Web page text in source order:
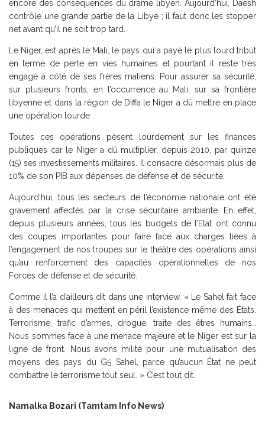
encore des conséquences du drame libyen. Aujourd’hui, Daesh
contrôle une grande partie de la Libye ; il faut donc les stopper
net avant qu’il ne soit trop tard.
Le Niger, est après le Mali, le pays qui a payé le plus lourd tribut
en terme de perte en vies humaines et pourtant il reste très
engagé à côté de ses frères maliens. Pour assurer sa sécurité,
sur plusieurs fronts, en l’occurrence au Mali, sur sa frontière
libyenne et dans la région de Diffa le Niger a dû mettre en place
une opération lourde .
Toutes ces opérations pèsent lourdement sur les finances
publiques car le Niger a dû multiplier, depuis 2010, par quinze
(15) ses investissements militaires. Il consacre désormais plus de
10% de son PIB aux dépenses de défense et de sécurité.
Aujourd’hui, tous les secteurs de l’économie nationale ont été
gravement affectés par la crise sécuritaire ambiante. En effet,
depuis plusieurs années, tous les budgets de l’Etat ont connu
des coupes importantes pour faire face aux charges liées à
l’engagement de nos troupes sur le théâtre des opérations ainsi
qu’au renforcement des capacités opérationnelles de nos
Forces de défense et de sécurité.
Comme il l’a d’ailleurs dit dans une interview, « Le Sahel fait face
à des menaces qui mettent en péril l’existence même des États.
Terrorisme, trafic d’armes, drogue, traite des êtres humains…
Nous sommes face à une menace majeure et le Niger est sur la
ligne de front. Nous avons milité pour une mutualisation des
moyens des pays du G5 Sahel, parce qu’aucun État ne peut
combattre le terrorisme tout seul. » C’est tout dit.
Namalka Bozari (Tamtam Info News)